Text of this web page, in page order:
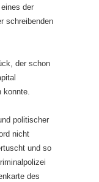
der
schreibenden
der schon
konnte.
politischer
nicht
und so
des